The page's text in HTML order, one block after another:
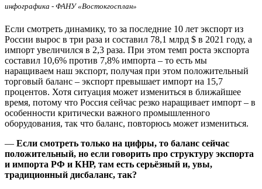
инфографика - ФАНУ «Востокгосплан»
Если смотреть динамику, то за последние 10 лет экспорт из
России вырос в три раза и составил 78,1 млрд $ в 2021 году, а
импорт увеличился в 2,3 раза. При этом темп роста экспорта
составил 10,6% против 7,8% импорта – то есть мы
наращиваем наш экспорт, получая при этом положительный
торговый баланс – экспорт превышает импорт на 15,7
процентов. Хотя ситуация может измениться в ближайшее
время, потому что Россия сейчас резко наращивает импорт – в
особенности критически важного промышленного
оборудования, так что баланс, повторюсь может измениться.
— Если смотреть только на цифры, то баланс сейчас
положительный, но если говорить про структуру экспорта
и импорта РФ и КНР, там есть серьёзный и, увы,
традиционный дисбаланс, так?